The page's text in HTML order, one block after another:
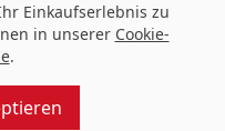
Einkaufserlebnis zu
in unserer Cookie-
.